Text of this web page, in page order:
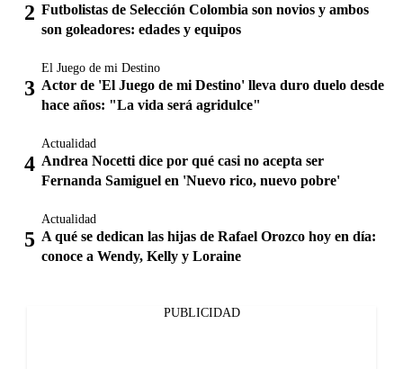
Futbolistas de Selección Colombia son novios y ambos
son goleadores: edades y equipos
El Juego de mi Destino
Actor de 'El Juego de mi Destino' lleva duro duelo desde
hace años: "La vida será agridulce"
Actualidad
Andrea Nocetti dice por qué casi no acepta ser
Fernanda Samiguel en 'Nuevo rico, nuevo pobre'
Actualidad
A qué se dedican las hijas de Rafael Orozco hoy en día:
conoce a Wendy, Kelly y Loraine
PUBLICIDAD